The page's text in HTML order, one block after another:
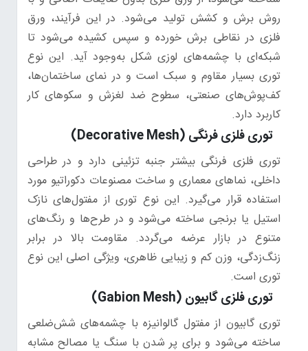
روش برش و کشش تولید می‌شود. در این فرآیند، ورق
فلزی در نقاطی برش خورده و سپس کشیده می‌شود تا
شبکه‌ای با چشمه‌های لوزی شکل به‌وجود آید. این نوع
توری بسیار مقاوم و سبک است و در نمای ساختمان‌ها،
کف‌پوش‌های صنعتی، سطوح ضد لغزش و سکوهای کار
کاربرد دارد.
توری فلزی فرنگی (Decorative Mesh)
توری فلزی فرنگی بیشتر جنبه تزئینی دارد و در طراحی
داخلی، نماهای معماری و ساخت مصنوعات دکوراتیو مورد
استفاده قرار می‌گیرد. این نوع توری از مفتول‌های نازک
استیل یا برنجی ساخته می‌شود و در طرح‌ها و رنگ‌های
متنوع در بازار عرضه می‌گردد. مقاومت بالا در برابر
زنگ‌زدگی، وزن کم و زیبایی ظاهری، ویژگی اصلی این نوع
توری است.
توری فلزی گابیون (Gabion Mesh)
توری گابیون از مفتول گالوانیزه با چشمه‌های شش‌ضلعی
ساخته می‌شود و برای پر شدن با سنگ یا مصالح مشابه